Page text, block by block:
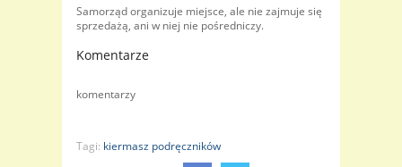
Samorząd organizuje miejsce, ale nie zajmuje się
sprzedażą, ani w niej nie pośredniczy.
Komentarze
komentarzy
Tagi: kiermasz podręczników